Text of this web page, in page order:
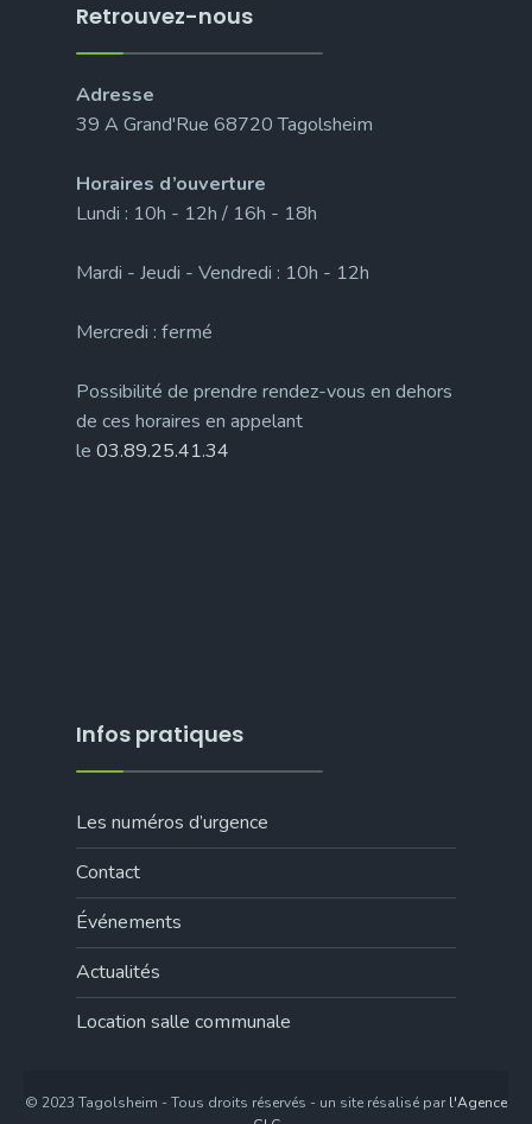
Retrouvez-nous
Adresse
39 A Grand'Rue 68720 Tagolsheim
Horaires d’ouverture
Lundi : 10h - 12h / 16h - 18h
Mardi - Jeudi - Vendredi : 10h - 12h
Mercredi : fermé
Possibilité de prendre rendez-vous en dehors
de ces horaires en appelant
le 03.89.25.41.34
Infos pratiques
Les numéros d’urgence
Contact
Événements
Actualités
Location salle communale
© 2023 Tagolsheim - Tous droits réservés - un site résalisé parl'Agence